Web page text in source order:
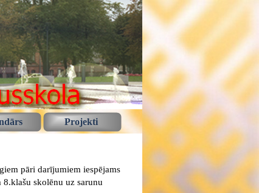
Projekti
pāri darījumiem iespējams
skolēnu uz sarunu